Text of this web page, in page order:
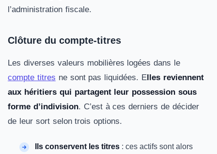
l’administration fiscale.
Clôture du compte-titres
Les diverses valeurs mobilières logées dans le
compte titres ne sont pas liquidées. Elles reviennent
aux héritiers qui partagent leur possession sous
forme d’indivision. C’est à ces derniers de décider
de leur sort selon trois options.
Ils conservent les titres : ces actifs sont alors